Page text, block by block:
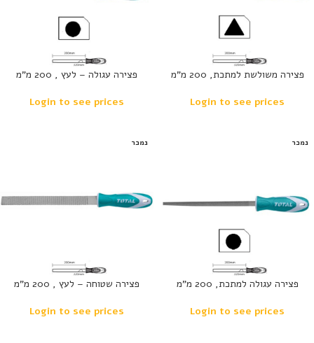
פצירה משולשת למתכת, 200 מ”מ
Login to see prices
פצירה עגולה – לעץ , 200 מ”מ
Login to see prices
נמכר
פצירה עגולה למתכת, 200 מ”מ
Login to see prices
נמכר
פצירה שטוחה – לעץ , 200 מ”מ
Login to see prices